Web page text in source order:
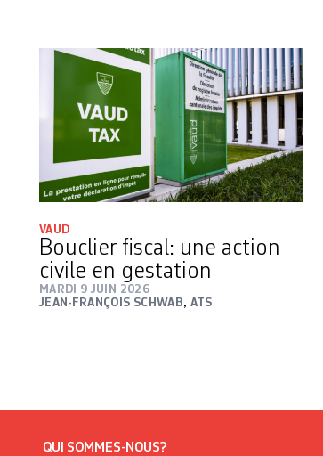
VAUD
Bouclier fiscal: une action
civile en gestation
MARDI 9 JUIN 2026
JEAN-FRANÇOIS SCHWAB, ATS
QUI SOMMES-NOUS?